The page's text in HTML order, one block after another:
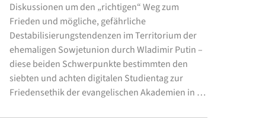
Diskussionen um den „richtigen“ Weg zum
Frieden und mögliche, gefährliche
Destabilisierungstendenzen im Territorium der
ehemaligen Sowjetunion durch Wladimir Putin –
diese beiden Schwerpunkte bestimmten den
siebten und achten digitalen Studientag zur
Friedensethik der evangelischen Akademien in …